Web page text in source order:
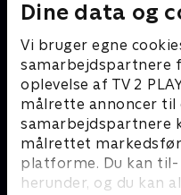
Dine data og
Vi bruger egne
samarbejdspartnere
oplevelse af TV 2
målrette annoncer til
samarbejdspartnere
målrettet
platforme. Du kan
herunder, og du kan
Top Dog